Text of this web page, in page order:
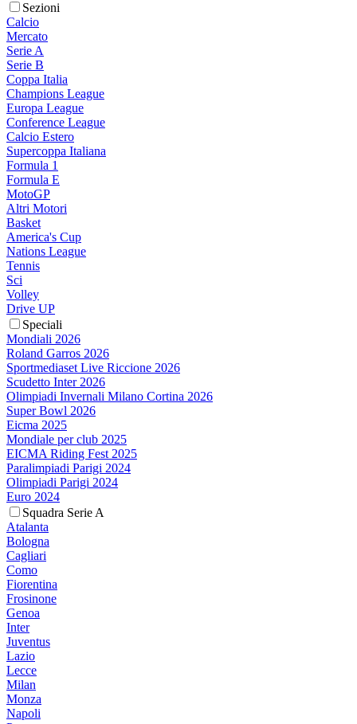
Sezioni
Calcio
Mercato
Serie A
Serie B
Coppa Italia
Champions League
Europa League
Conference League
Calcio Estero
Supercoppa Italiana
Formula 1
Formula E
MotoGP
Altri Motori
Basket
America's Cup
Nations League
Tennis
Sci
Volley
Drive UP
Speciali
Mondiali 2026
Roland Garros 2026
Sportmediaset Live Riccione 2026
Scudetto Inter 2026
Olimpiadi Invernali Milano Cortina 2026
Super Bowl 2026
Eicma 2025
Mondiale per club 2025
EICMA Riding Fest 2025
Paralimpiadi Parigi 2024
Olimpiadi Parigi 2024
Euro 2024
Squadra Serie A
Atalanta
Bologna
Cagliari
Como
Fiorentina
Frosinone
Genoa
Inter
Juventus
Lazio
Lecce
Milan
Monza
Napoli